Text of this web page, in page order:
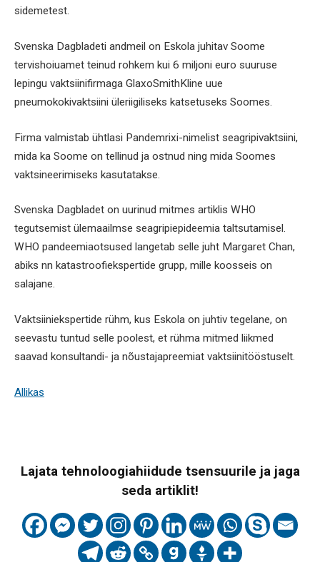
sidemetest.
Svenska Dagbladeti andmeil on Eskola juhitav Soome
tervishoiuamet teinud rohkem kui 6 miljoni euro suuruse
lepingu vaktsiinifirmaga GlaxoSmithKline uue
pneumokokivaktsiini üleriigiliseks katsetuseks Soomes.
Firma valmistab ühtlasi Pandemrixi-nimelist seagripivaktsiini,
mida ka Soome on tellinud ja ostnud ning mida Soomes
vaktsineerimiseks kasutatakse.
Svenska Dagbladet on uurinud mitmes artiklis WHO
tegutsemist ülemaailmse seagripiepideemia taltsutamisel.
WHO pandeemiaotsused langetab selle juht Margaret Chan,
abiks nn katastroofiekspertide grupp, mille koosseis on
salajane.
Vaktsiiniekspertide rühm, kus Eskola on juhtiv tegelane, on
seevastu tuntud selle poolest, et rühma mitmed liikmed
saavad konsultandi- ja nõustajapreemiat vaktsiinitööstuselt.
Allikas
Lajata tehnoloogiahiidude tsensuurile ja jaga
seda artiklit!